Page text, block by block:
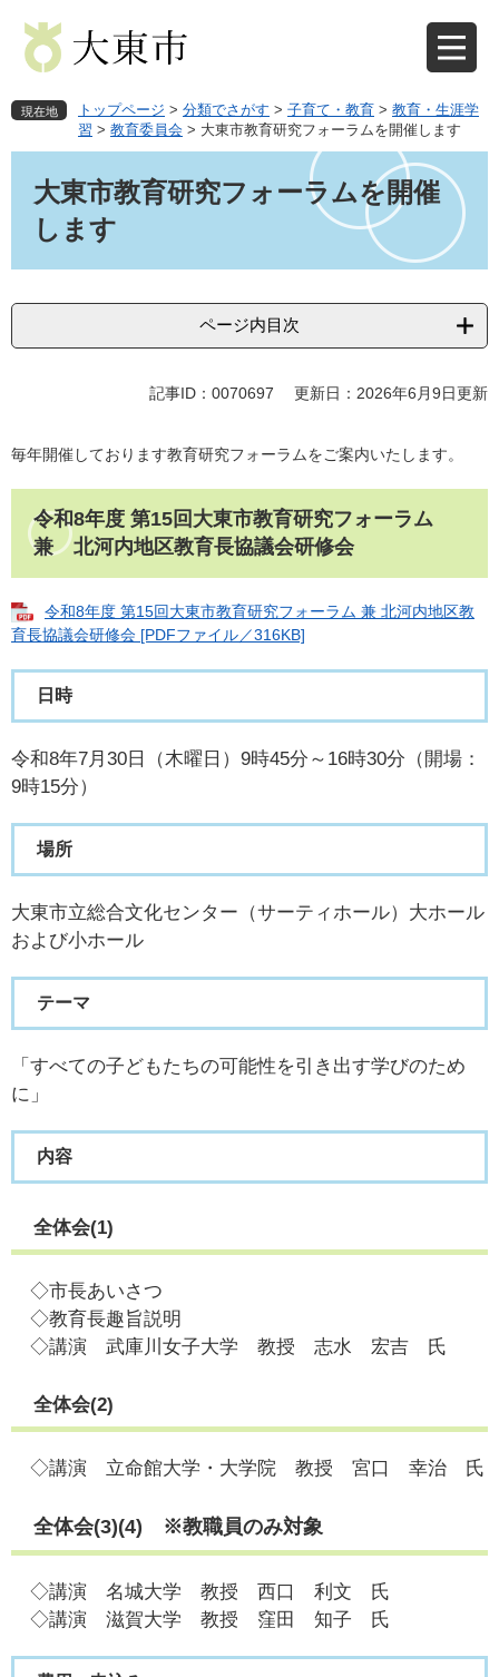
先
で
を
ば
へ
現在地 トップページ > 分類でさがす > 子育て・教育 > 教育・生涯学
習 > 教育委員会 > 大東市教育研究フォーラムを開催します
大東市教育研究フォーラムを開催
します
ページ内目次
記事ID：0070697 更新日：2026年6月9日更新
毎年開催しております教育研究フォーラムをご案内いたします。
令和8年度 第15回大東市教育研究フォーラム
兼 北河内地区教育長協議会研修会
令和8年度 第15回大東市教育研究フォーラム 兼 北河内地区教
育長協議会研修会 [PDFファイル／316KB]
日時
令和8年7月30日（木曜日）9時45分～16時30分（開場：
9時15分）
場所
大東市立総合文化センター（サーティホール）大ホール
および小ホール
テーマ
「すべての子どもたちの可能性を引き出す学びのため
に」
内容
全体会(1)
◇市長あいさつ
◇教育長趣旨説明
◇講演 武庫川女子大学 教授 志水 宏吉 氏
全体会(2)
◇講演 立命館大学・大学院 教授 宮口 幸治 氏
全体会(3)(4) ※教職員のみ対象
◇講演 名城大学 教授 西口 利文 氏​
◇講演 滋賀大学 教授 窪田 知子 氏​